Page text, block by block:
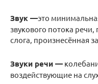
Звук —это
звукового потока
слога, произнесённая
Звуки речи —
воздействующие на